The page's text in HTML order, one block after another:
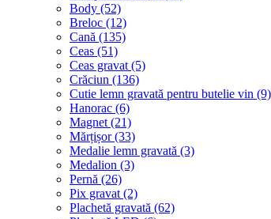
Body (52)
Breloc (12)
Cană (135)
Ceas (51)
Ceas gravat (5)
Crăciun (136)
Cutie lemn gravată pentru butelie vin (9)
Hanorac (6)
Magnet (21)
Mărțișor (33)
Medalie lemn gravată (3)
Medalion (3)
Pernă (26)
Pix gravat (2)
Plachetă gravată (62)